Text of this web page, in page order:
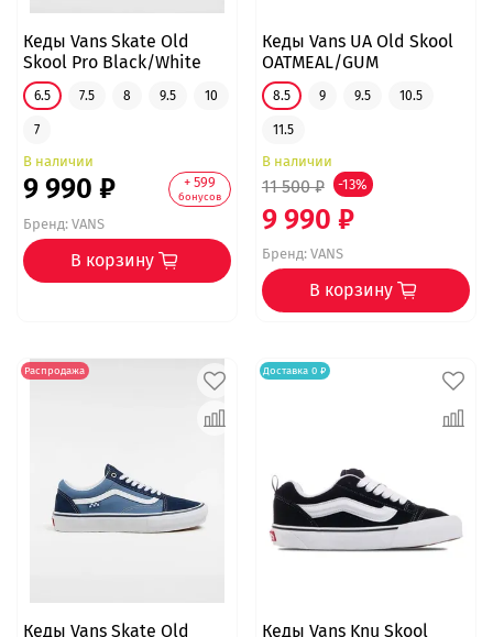
Кеды Vans Skate Old
Skool Pro Black/White
6.5 7.5 8 9.5 10
7
В наличии
9 990 ₽ + 599
бонусов
Бренд:VANS
В корзину
Кеды Vans UA Old Skool
OATMEAL/GUM
8.5 9 9.5 10.5
11.5
В наличии
11 500 ₽ -13%
9 990 ₽
Бренд:VANS
В корзину
Распродажа
Кеды Vans Skate Old
Доставка 0 ₽
Кеды Vans Knu Skool